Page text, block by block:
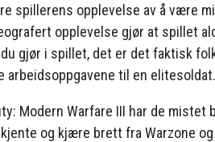
spillerens opplevelse av å være
opplevelse gjør at spillet
gjør i spillet, det er det faktisk
arbeidsoppgavene til en elitesoldat.
Modern Warfare III har de
og kjære brett fra Warzone